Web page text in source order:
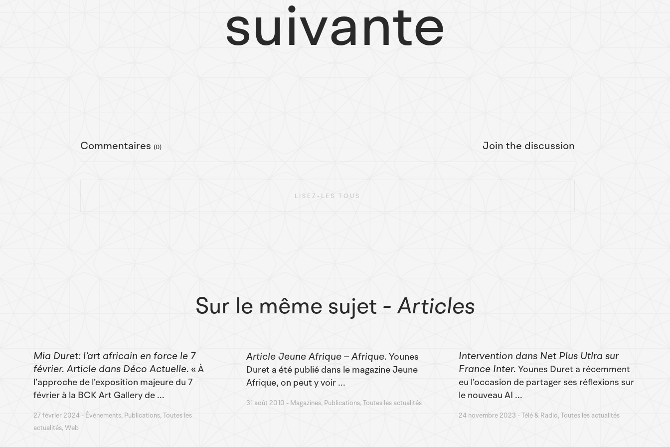
suivante
Commentaires (0) Join the discussion
LISEZ-LES TOUS
Sur le même sujet - Articles
Mia Duret: l’art africain en force le 7
février. Article dans Déco Actuelle « À
l’approche de l’exposition majeure du 7
février à la BCK Art Gallery de ...
27 février 2024 Événements, Publications, Toutes les
actualités, Web
Article Jeune Afrique – Afrique Younes
Duret a été publié dans le magazine Jeune
Afrique, on peut y voir ...
31 août 2010 Magazines, Publications, Toutes les actualités
Intervention dans Net Plus Utlra sur
France Inter Younes Duret a récemment
eu l’occasion de partager ses réflexions sur
le nouveau AI ...
24 novembre 2023 Télé & Radio, Toutes les actualités